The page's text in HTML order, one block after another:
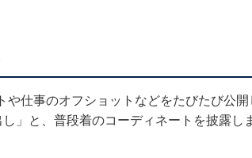
や仕事のオフショットなどをたびたび公
」と、普段着のコーディネートを披露し